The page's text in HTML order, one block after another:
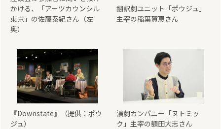
かける、「アーツカウンシル
東京」の佐藤泰紀さん（左
奥）
翻訳劇ユニット「ポウジュ」
主宰の稲葉賀恵さん
『Downstate』（提供：ポウ
ジュ）
演劇カンパニー「ヌトミッ
ク」主宰の額田大志さん